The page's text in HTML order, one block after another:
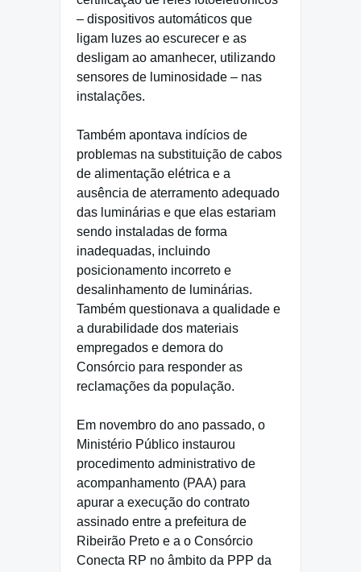
– dispositivos automáticos que
ligam luzes ao escurecer e as
desligam ao amanhecer, utilizando
sensores de luminosidade – nas
instalações.
Também apontava indícios de
problemas na substituição de cabos
de alimentação elétrica e a
ausência de aterramento adequado
das luminárias e que elas estariam
sendo instaladas de forma
inadequadas, incluindo
posicionamento incorreto e
desalinhamento de luminárias.
Também questionava a qualidade e
a durabilidade dos materiais
empregados e demora do
Consórcio para responder as
reclamações da população.
Em novembro do ano passado, o
Ministério Público instaurou
procedimento administrativo de
acompanhamento (PAA) para
apurar a execução do contrato
assinado entre a prefeitura de
Ribeirão Preto e a o Consórcio
Conecta RP no âmbito da PPP da